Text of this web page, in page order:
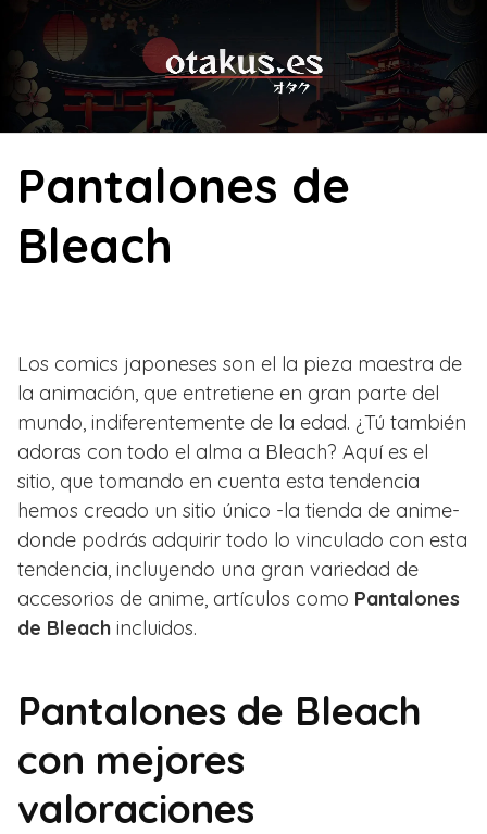
content
Pantalones de
Bleach
Los comics japoneses son el la pieza maestra de
la animación, que entretiene en gran parte del
mundo, indiferentemente de la edad. ¿Tú también
adoras con todo el alma a Bleach? Aquí es el
sitio, que tomando en cuenta esta tendencia
hemos creado un sitio único -la tienda de anime-
donde podrás adquirir todo lo vinculado con esta
tendencia, incluyendo una gran variedad de
accesorios de anime, artículos como Pantalones
de Bleach incluidos.
Pantalones de Bleach
con mejores
valoraciones